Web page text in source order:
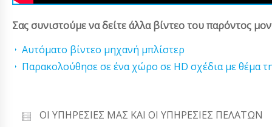
Σας συνιστούμε να δείτε άλλα βίντεο του παρόντος
Αυτόματο βίντεο μηχανή μπλίστερ
Παρακολούθησε σε ένα χώρο σε HD σχέδια με θέμα
ΟΙ ΥΠΗΡΕΣΊΕΣ ΜΑΣ ΚΑΙ ΟΙ ΥΠΗΡΕΣΊΕΣ ΠΕΛΑΤΏΝ